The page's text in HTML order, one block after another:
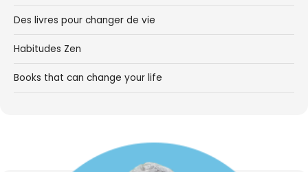
Des livres pour changer de vie
Habitudes Zen
Books that can change your life